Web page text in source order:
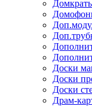
Доски
Доски
Доски
Драм-